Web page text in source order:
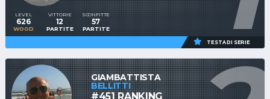
LEVEL
626
WOOD
VITTORIE
12
PARTITE
SCONFITTE
57
PARTITE
TESTA DI SERIE
GIAMBATTISTA
BELLITTI
#451 RANKING